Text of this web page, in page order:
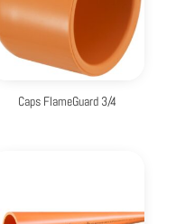
Caps FlameGuard 3/4